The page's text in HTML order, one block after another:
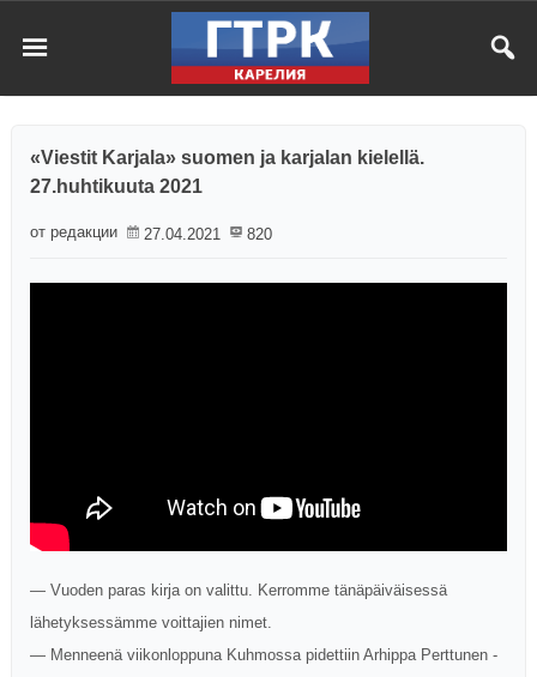
«Viestit Karjala» suomen ja karjalan kielellä.
27.huhtikuuta 2021
от редакции 27.04.2021 820
— Vuoden paras kirja on valittu. Kerromme tänäpäiväisessä
lähetyksessämme voittajien nimet.
— Menneenä viikonloppuna Kuhmossa pidettiin Arhippa Perttunen -